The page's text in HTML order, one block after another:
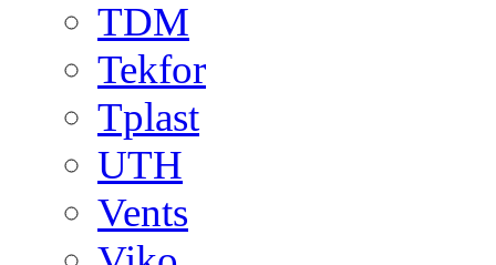
TDM
Tekfor
Tplast
UTH
Vents